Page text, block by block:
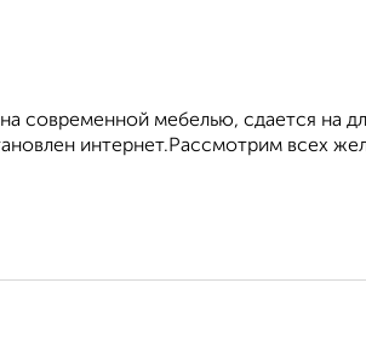
современной мебелью, сдается на
интернет.Рассмотрим всех